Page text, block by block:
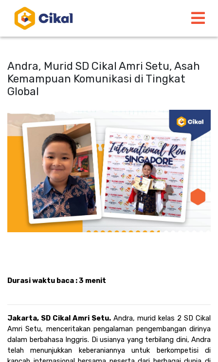
Andra, Murid SD Cikal Amri Setu, Asah
Kemampuan Komunikasi di Tingkat
Global
Durasi waktu baca : 3 menit
Jakarta, SD Cikal Amri Setu. Andra, murid kelas 2 SD Cikal
Amri Setu, menceritakan pengalaman pengembangan dirinya
dalam berbahasa Inggris. Di usianya yang terbilang dini, Andra
telah menunjukkan keberaniannya untuk berkompetisi di